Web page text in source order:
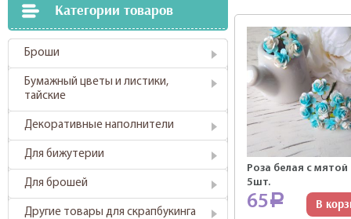
Категории товаров
Броши
Бумажный цветы и листики,
тайские
Декоративные наполнители
Для бижутерии
Для брошей
Другие товары для скрапбукинга
Роза белая с мятой
5шт.
65Р В